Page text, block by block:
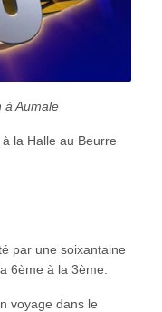
à Aumale
la Halle au Beurre
par une soixantaine
6ème à la 3ème.
voyage dans le